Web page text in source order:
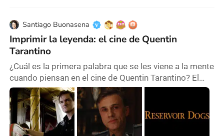
Santiago Buonasena
Imprimir la leyenda: el cine de Quentin
Tarantino
¿Cuál es la primera palabra que se les viene a la mente
cuando piensan en el cine de Quentin Tarantino? El
gran simulador. ¿Música? Por la cantidad de sus
escenas icónicas acompañadas de canciones
clásicas, pero no tan populares, salidas de gastadas
rockolas en algún bar de las afueras de Norteamérica.